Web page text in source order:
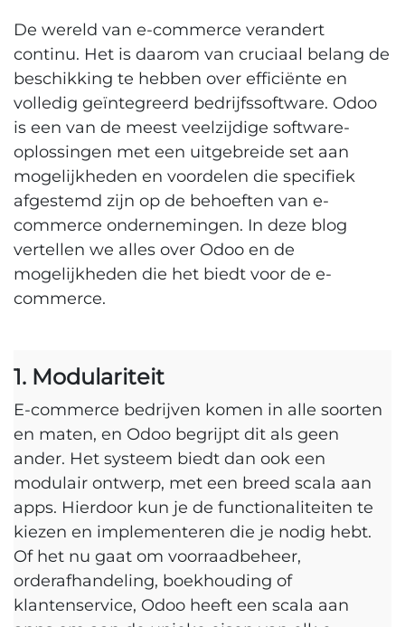
De wereld van e-commerce verandert
continu. Het is daarom van cruciaal belang de
beschikking te hebben over efficiënte en
volledig geïntegreerd bedrijfssoftware. Odoo
is een van de meest veelzijdige software-
oplossingen met een uitgebreide set aan
mogelijkheden en voordelen die specifiek
afgestemd zijn op de behoeften van e-
commerce ondernemingen. In deze blog
vertellen we alles over Odoo en de
mogelijkheden die het biedt voor de e-
commerce.
1. Modulariteit
E-commerce bedrijven komen in alle soorten
en maten, en Odoo begrijpt dit als geen
ander. Het systeem biedt dan ook een
modulair ontwerp, met een breed scala aan
apps. Hierdoor kun je de functionaliteiten te
kiezen en implementeren die je nodig hebt.
Of het nu gaat om voorraadbeheer,
orderafhandeling, boekhouding of
klantenservice, Odoo heeft een scala aan